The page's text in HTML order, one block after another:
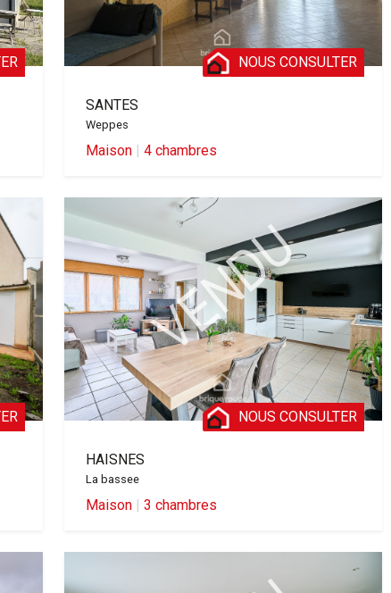
NOUS CONSULTER
SANTES
Weppes
Maison | 4 chambres
NOUS CONSULTER
HAISNES
La bassee
Maison | 3 chambres